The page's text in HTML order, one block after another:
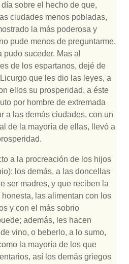
sobre el hecho de que,
ciudades menos pobladas,
la más poderosa y
pude menos de preguntarme,
suceder. Mas al
de los espartanos, dejé de
que les dio las leyes, a
ellos su prosperidad, a éste
por hombre de extremada
a las demás ciudades, con un
de la mayoría de ellas, llevó a
a la procreación de los hijos
los demás, a las doncellas
ser madres, y que reciben la
las alimentan con los
y con el más sobrio
además, les hacen
vino, o beberlo, a lo sumo,
la mayoría de los que
así los demás griegos